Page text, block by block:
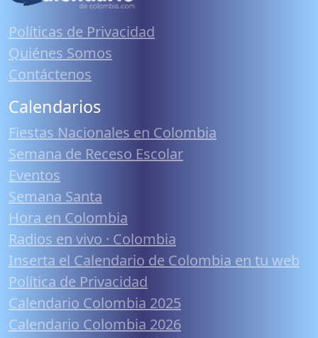
Políticas de Privacidad
Quiénes Somos
Contáctenos
Calendarios
Fiestas Nacionales en Colombia
Semana de Receso Escolar
Eventos
Semana Santa
Hora en Colombia
Radios en vivo · Colombia
Inserta el Calendario de Colombia en tu web
Política de Privacidad
Calendario Colombia 2025
Calendario Colombia 2026